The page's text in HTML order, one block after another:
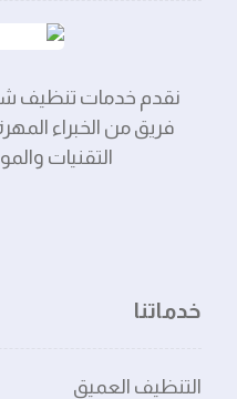
نقدم خدمات تنظيف
فريق من الخبراء
التقنيات
خدماتنا
التنظيف العميق